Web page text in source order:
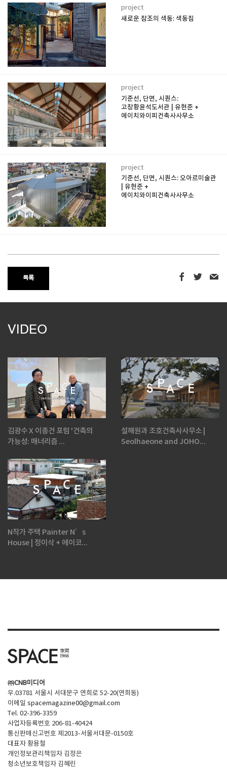
project
새로운 참조의 색동: 색동집
project
기준선, 단면, 시퀀스:
고창황윤석도서관 | 유현준 +
에이치와이피건축사사무소
project
기준선, 단면, 시퀀스: 오아르미술관
| 유현준 +
에이치와이피건축사사무소
목록
VIDEO
김광수 X 이종건 포럼 '건축의
가능성: 매너리즘 ...
설해원과 조호건축사사무소 |
Seolhaeone and JOHO...
N작가 주택 Painter N’s
House | 정이삭 + 에이코...
㈜CNB미디어
우.03781 서울시 서대문구 연희로 52-20(연희동)
이메일 spacemagazine00@gmail.com
Tel. 02-396-3359
사업자등록번호 206-81-40424
통신판매신고번호 제2013-서울서대문-0150호
대표자 황용철
개인정보관리책임자 김정은
청소년보호책임자 김혜린